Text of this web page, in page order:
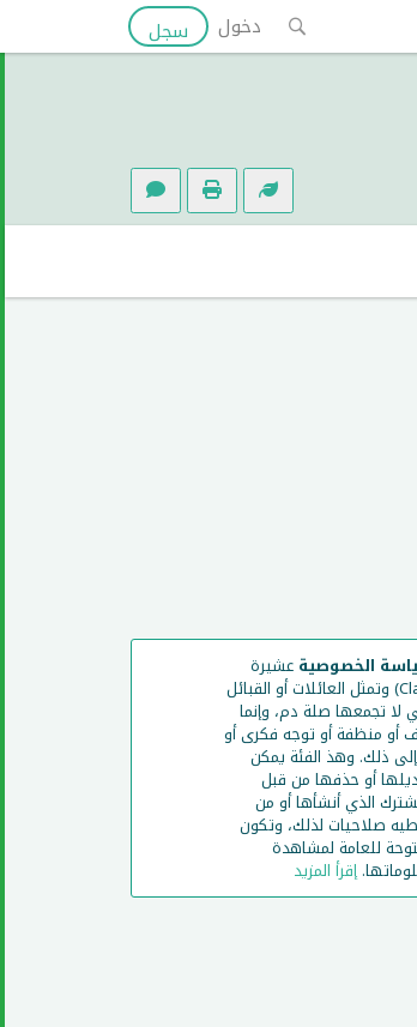
دخول سجل
الخصوصية عشيرة
(Clan) وتمثل العائلات أو القبائل
لا تجمعها صلة دم، وإنما
أو منظفة أو توجه فكرى أو
ذلك. وهذ الفئة يمكن
أو حذفها من قبل
الذي أنشأها أو من
صلاحيات لذلك، وتكون
للعامة لمشاهدة
إقرأ المزيد